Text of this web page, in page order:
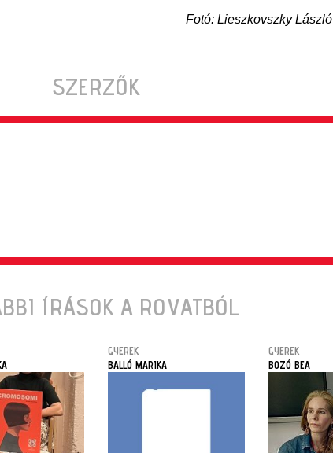
Fotó: Lieszkovszky László
SZERZŐK
ÍRÁSOK A ROVATBÓL
GYEREK
BALLÓ MARIKA
GYEREK
BOZÓ BEA